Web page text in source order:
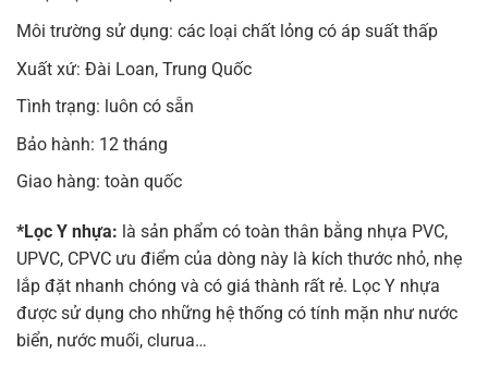
Môi trường sử dụng: các loại chất lỏng có áp suất thấp
Xuất xứ: Đài Loan, Trung Quốc
Tình trạng: luôn có sẵn
Bảo hành: 12 tháng
Giao hàng: toàn quốc
*Lọc Y nhựa: là sản phẩm có toàn thân bằng nhựa PVC,
UPVC, CPVC ưu điểm của dòng này là kích thước nhỏ, nhẹ
lắp đặt nhanh chóng và có giá thành rất rẻ. Lọc Y nhựa
được sử dụng cho những hệ thống có tính mặn như nước
biển, nước muối, clurua…